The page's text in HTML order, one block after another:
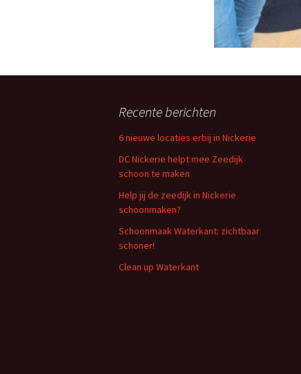
Recente berichten
6 nieuwe locaties erbij in Nickerie
DC Nickerie helpt mee Zeedijk
schoon te maken
Help jij de zeedijk in Nickerie
schoonmaken?
Schoonmaak Waterkant: zichtbaar
schoner!
Clean up Waterkant